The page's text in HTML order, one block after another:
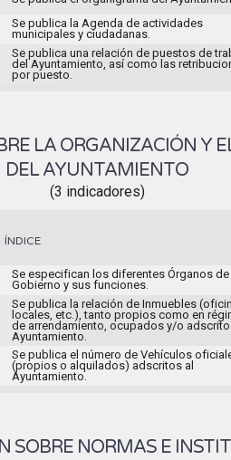
Se publica la Agenda de actividades
municipales y ciudadanas.
Se publica una relación de puestos de
del Ayuntamiento, así como las
por puesto.
LA ORGANIZACIÓN Y
DEL AYUNTAMIENTO
(3 indicadores)
ÍNDICE
Se especifican los diferentes Órganos de
Gobierno y sus funciones.
Se publica la relación de Inmuebles
locales, etc.), tanto propios como en
de arrendamiento, ocupados y/o
Ayuntamiento.
Se publica el número de Vehículos
(propios o alquilados) adscritos al
Ayuntamiento.
SOBRE NORMAS E